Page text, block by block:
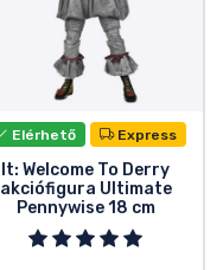
Elérhető Express
It: Welcome To Derry
akciófigura Ultimate
Pennywise 18 cm